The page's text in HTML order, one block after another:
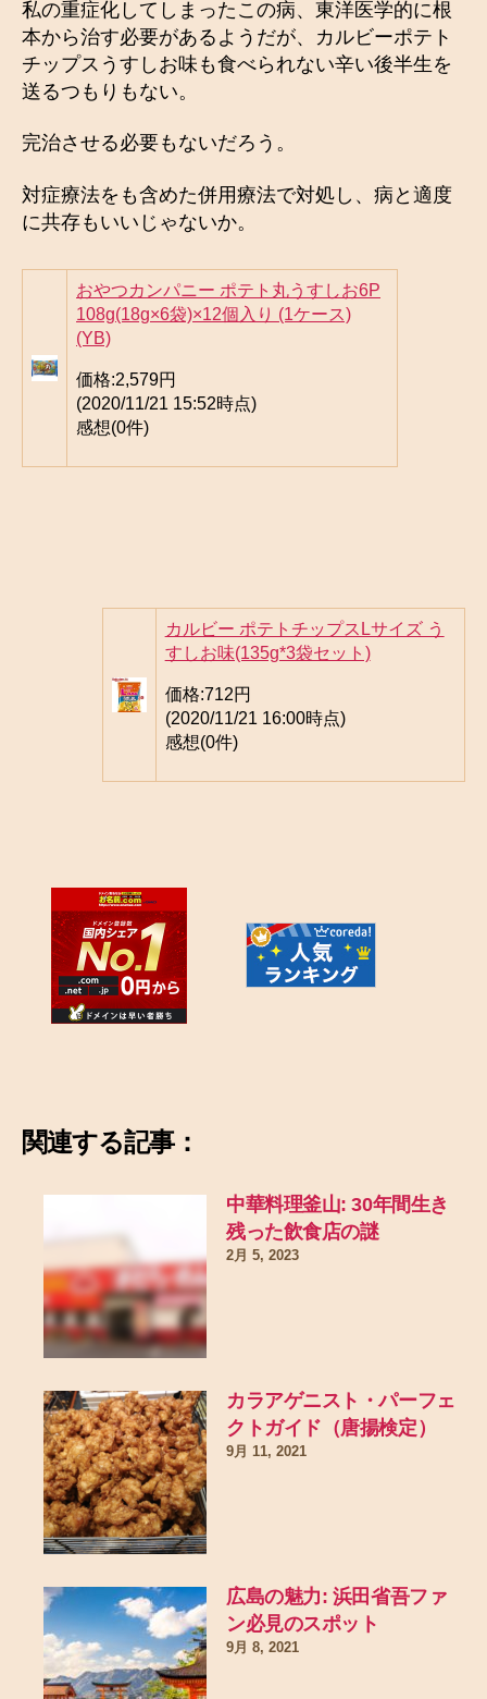
私の重症化してしまったこの病、東洋医学的に根
本から治す必要があるようだが、カルビーポテト
チップスうすしお味も食べられない辛い後半生を
送るつもりもない。
完治させる必要もないだろう。
対症療法をも含めた併用療法で対処し、病と適度
に共存もいいじゃないか。
おやつカンパニー ポテト丸うすしお6P
108g(18g×6袋)×12個入り (1ケース)
(YB)
価格:2,579円
(2020/11/21 15:52時点)
感想(0件)
カルビー ポテトチップスLサイズ う
すしお味(135g*3袋セット)
価格:712円
(2020/11/21 16:00時点)
感想(0件)
関連する記事：
中華料理釜山: 30年間生き
残った飲食店の謎
2月 5, 2023
カラアゲニスト・パーフェ
クトガイド（唐揚検定）
9月 11, 2021
広島の魅力: 浜田省吾ファ
ン必見のスポット
9月 8, 2021